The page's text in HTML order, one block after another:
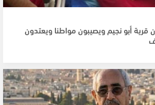
أبو نجيم ويصيبون مواطنا ويعتدون